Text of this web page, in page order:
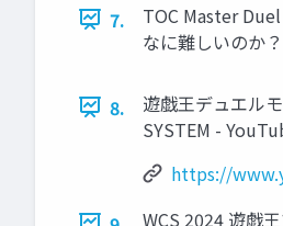
7.
TOC Master
なに難しいのか
8.
遊戯王デュエル
SYSTEM -
https://
WCS 2024 遊戯